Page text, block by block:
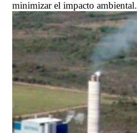
minimizar el impacto ambiental.